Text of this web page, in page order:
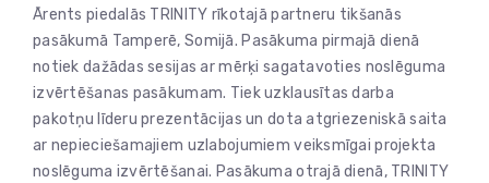
Ārents piedalās TRINITY rīkotajā partneru tikšanās
pasākumā Tamperē, Somijā. Pasākuma pirmajā dienā
notiek dažādas sesijas ar mērķi sagatavoties noslēguma
izvērtēšanas pasākumam. Tiek uzklausītas darba
pakotņu līderu prezentācijas un dota atgriezeniskā saita
ar nepieciešamajiem uzlabojumiem veiksmīgai projekta
noslēguma izvērtēšanai. Pasākuma otrajā dienā, TRINITY